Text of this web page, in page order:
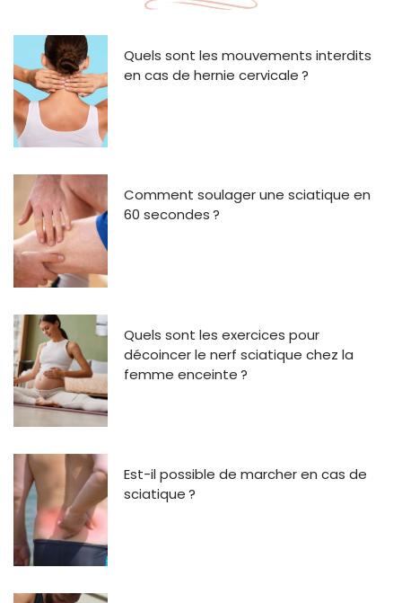
Quels sont les mouvements interdits
en cas de hernie cervicale ?
Comment soulager une sciatique en
60 secondes ?
Quels sont les exercices pour
décoincer le nerf sciatique chez la
femme enceinte ?
Est-il possible de marcher en cas de
sciatique ?